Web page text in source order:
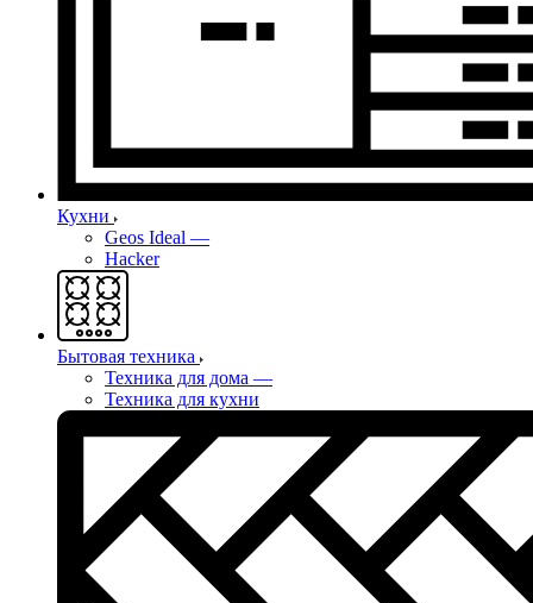
Кухни
Geos Ideal —
Hacker
Бытовая техника
Техника для дома —
Техника для кухни